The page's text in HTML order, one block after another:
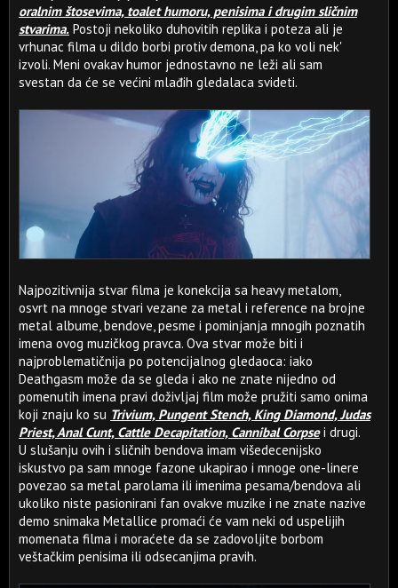
oralnim štosevima, toalet humoru, penisima i drugim sličnim
stvarima. Postoji nekoliko duhovitih replika i poteza ali je
vrhunac filma u dildo borbi protiv demona, pa ko voli nek'
izvoli. Meni ovakav humor jednostavno ne leži ali sam
svestan da će se većini mlađih gledalaca svideti.
Najpozitivnija stvar filma je konekcija sa heavy metalom,
osvrt na mnoge stvari vezane za metal i reference na brojne
metal albume, bendove, pesme i pominjanja mnogih poznatih
imena ovog muzičkog pravca. Ova stvar može biti i
najproblematičnija po potencijalnog gledaoca: iako
Deathgasm može da se gleda i ako ne znate nijedno od
pomenutih imena pravi doživljaj film može pružiti samo onima
koji znaju ko su Trivium, Pungent Stench, King Diamond, Judas
Priest, Anal Cunt, Cattle Decapitation, Cannibal Corpsei drugi.
U slušanju ovih i sličnih bendova imam višedecenijsko
iskustvo pa sam mnoge fazone ukapirao i mnoge one-linere
povezao sa metal parolama ili imenima pesama/bendova ali
ukoliko niste pasionirani fan ovakve muzike i ne znate nazive
demo snimaka Metallice promaći će vam neki od uspelijih
momenata filma i moraćete da se zadovoljite borbom
veštačkim penisima ili odsecanjima pravih.